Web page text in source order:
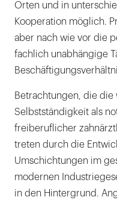
Orten und in
Kooperation möglich.
aber nach wie vor die
fachlich unabhängige
Betrachtungen, die
Selbstständigkeit als
freiberuflicher
treten durch die
Umschichtungen im
modernen
in den Hintergrund.